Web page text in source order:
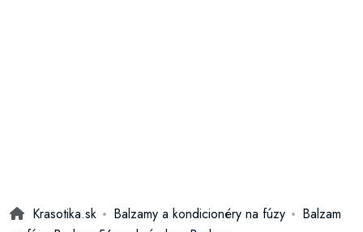
Krasotika.sk Balzamy a kondicionéry na fúzy
Balzam